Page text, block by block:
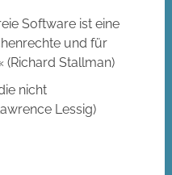
Software ist eine
und für
(Richard Stallman)
nicht
Lessig)